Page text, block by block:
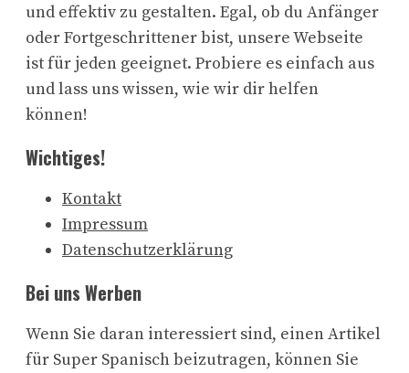
und effektiv zu gestalten. Egal, ob du Anfänger
oder Fortgeschrittener bist, unsere Webseite
ist für jeden geeignet. Probiere es einfach aus
und lass uns wissen, wie wir dir helfen
können!
Wichtiges!
Kontakt
Impressum
Datenschutzerklärung
Bei uns Werben
Wenn Sie daran interessiert sind, einen Artikel
für Super Spanisch beizutragen, können Sie